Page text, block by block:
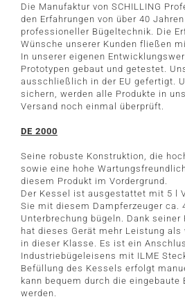
Die Manufaktur von SCHILLING
den Erfahrungen von über 40
professioneller Bügeltechnik. Die
Wünsche unserer Kunden fließen
In unserer eigenen
Prototypen gebaut und getestet.
ausschließlich in der EU gefertigt.
sichern, werden alle Produkte in
Versand noch einmal überprüft.
DE 2000
Seine robuste Konstruktion, die
sowie eine hohe
diesem Produkt im Vordergrund.
Der Kessel ist ausgestattet mit 5 l
Sie mit diesem Dampferzeuger ca.
Unterbrechung bügeln. Dank seiner
hat dieses Gerät mehr Leistung als
in dieser Klasse. Es ist ein
Industriebügeleisens mit ILME
Befüllung des Kessels erfolgt
kann bequem durch die eingebaute
werden.